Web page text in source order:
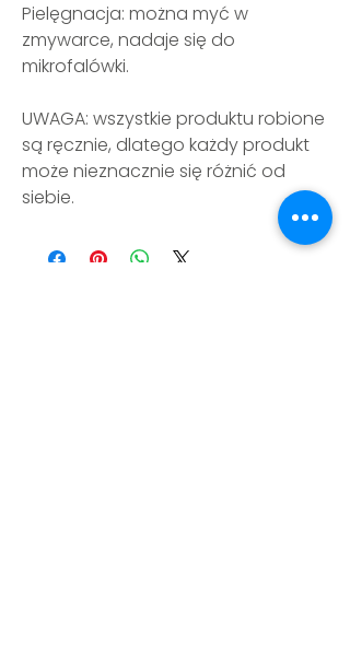
Pielęgnacja: można myć w
zmywarce, nadaje się do
mikrofalówki.
UWAGA: wszystkie produktu robione
są ręcznie, dlatego każdy produkt
może nieznacznie się różnić od
siebie.